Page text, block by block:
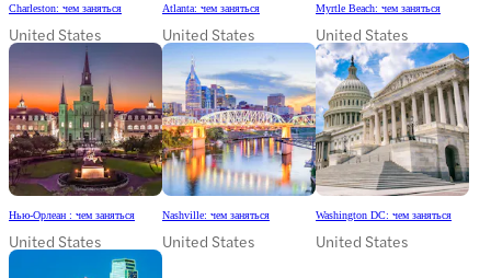
Charleston: чем заняться
United States
Atlanta: чем заняться
United States
Myrtle Beach: чем заняться
United States
Нью-Орлеан : чем заняться
United States
Nashville: чем заняться
United States
Washington DC: чем заняться
United States